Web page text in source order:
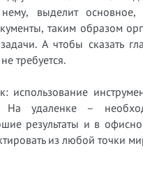
выделит основное,
таким образом
А чтобы сказать
требуется.
использование
На удаленке –
результаты и в
из любой точки